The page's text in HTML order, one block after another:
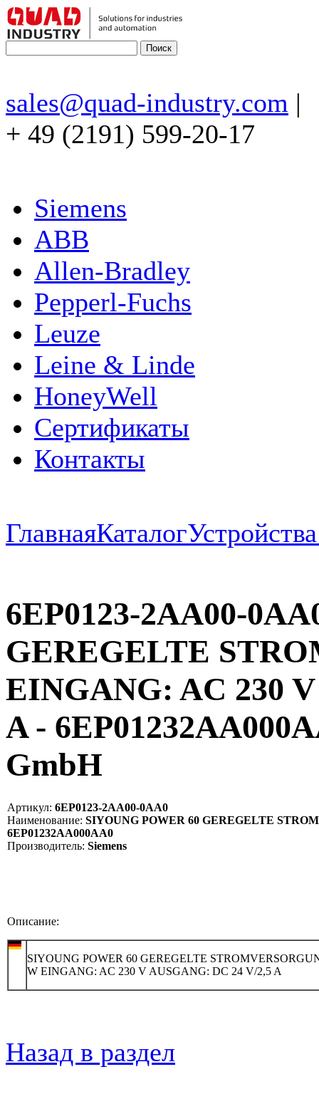
sales@quad-industry.com |
+ 49 (2191) 599-20-17
Siemens
ABB
Allen-Bradley
Pepperl-Fuchs
Leuze
Leine & Linde
HoneyWell
Сертификаты
Контакты
ГлавнаяКаталог
6EP0123-2AA00-
GEREGELTE
EINGANG: AC 230
A -
GmbH
Артикул: 6EP0123-2AA00-0AA0
Наименование: SIYOUNG POWER 60 GEREGELTE
6EP01232AA000AA0
Производитель: Siemens
Описание:
SIYOUNG POWER 60 GEREGELTE
W EINGANG: AC 230 V AUSGANG: DC 24 V/2,5 A
Назад в раздел